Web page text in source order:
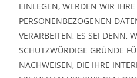
EINLEGEN, WERDEN WIR
PERSONENBEZOGENEN
VERARBEITEN, ES SEI DENN,
SCHUTZWÜRDIGE GRÜNDE
NACHWEISEN, DIE IHRE